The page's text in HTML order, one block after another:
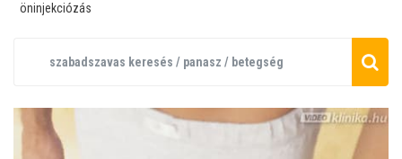
öninjekciózás